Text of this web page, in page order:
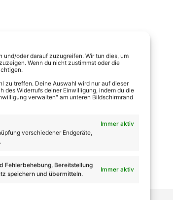
oder darauf zuzugreifen. Wir tun dies, um
Wenn du nicht zustimmst oder die
zu treffen. Deine Auswahl wird nur auf dieser
Widerrufs deiner Einwilligung, indem du die
verwalten" am unteren Bildschirmrand
Immer aktiv
verschiedener Endgeräte,
Fehlerbehebung, Bereitstellung
speichern und übermitteln.
Immer aktiv